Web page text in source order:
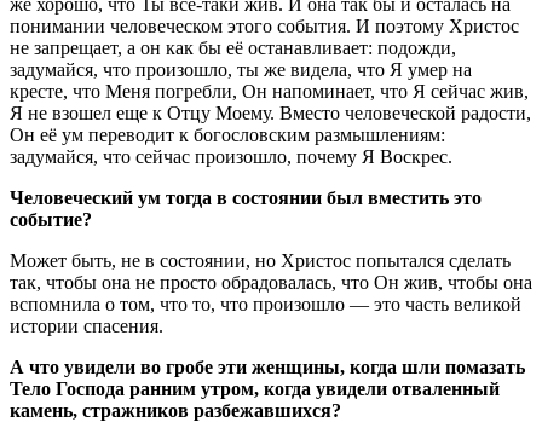
понимании человеческом этого события. И поэтому Христос
не запрещает, а он как бы её останавливает: подожди,
задумайся, что произошло, ты же видела, что Я умер на
кресте, что Меня погребли, Он напоминает, что Я сейчас жив,
Я не взошел еще к Отцу Моему. Вместо человеческой радости,
Он её ум переводит к богословским размышлениям:
задумайся, что сейчас произошло, почему Я Воскрес.
Человеческий ум тогда в состоянии был вместить это
событие?
Может быть, не в состоянии, но Христос попытался сделать
так, чтобы она не просто обрадовалась, что Он жив, чтобы она
вспомнила о том, что то, что произошло — это часть великой
истории спасения.
А что увидели во гробе эти женщины, когда шли помазать
Тело Господа ранним утром, когда увидели отваленный
камень, стражников разбежавшихся?